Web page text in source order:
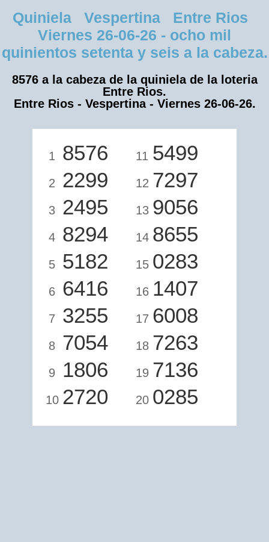
Quiniela Vespertina Entre Rios
Viernes 26-06-26 - ocho mil
quinientos setenta y seis a la cabeza.
8576 a la cabeza de la quiniela de la loteria
Entre Rios.
Entre Rios - Vespertina - Viernes 26-06-26.
1 8576
2 2299
3 2495
4 8294
5 5182
6 6416
7 3255
8 7054
9 1806
10 2720
11 5499
12 7297
13 9056
14 8655
15 0283
16 1407
17 6008
18 7263
19 7136
20 0285